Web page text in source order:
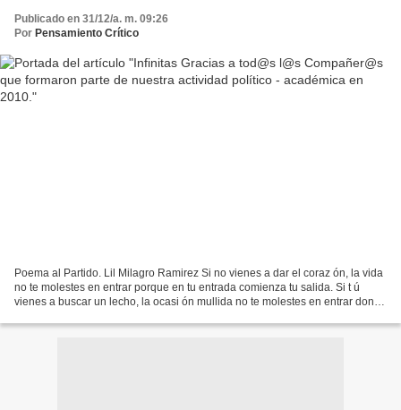
Publicado en 31/12/a. m. 09:26
Por Pensamiento Crítico
Poema al Partido. Lil Milagro Ramirez Si no vienes a dar el coraz ón, la vida
no te molestes en entrar porque en tu entrada comienza tu salida. Si t ú
vienes a buscar un lecho, la ocasi ón mullida no te molestes en entrar donde